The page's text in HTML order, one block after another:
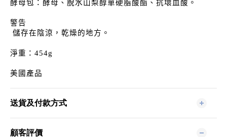
酵母包：酵母、脫水山梨醇單硬脂酸酯、抗壞血酸。
警告
儲存在陰涼，乾燥的地方。
淨重：454g
美國產品
送貨及付款方式
顧客評價